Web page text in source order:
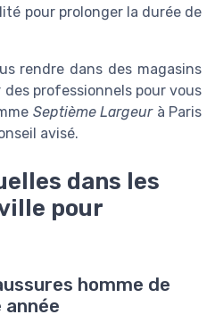
pour prolonger la durée de
rendre dans des magasins
professionnels pour vous
Septième Largeurà Paris
avisé.
dans les
pour
homme de